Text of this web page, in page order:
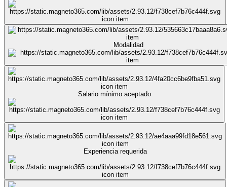
Modalidad
Salario mínimo aceptado
Experiencia requerida